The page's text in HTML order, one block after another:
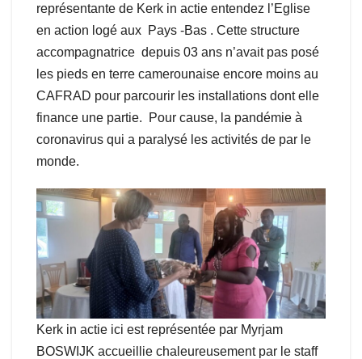
représentante de Kerk in actie entendez l’Eglise
en action logé aux Pays -Bas . Cette structure
accompagnatrice depuis 03 ans n’avait pas posé
les pieds en terre camerounaise encore moins au
CAFRAD pour parcourir les installations dont elle
finance une partie. Pour cause, la pandémie à
coronavirus qui a paralysé les activités de par le
monde.
Kerk in actie ici est représentée par Myrjam
BOSWIJK accueillie chaleureusement par le staff